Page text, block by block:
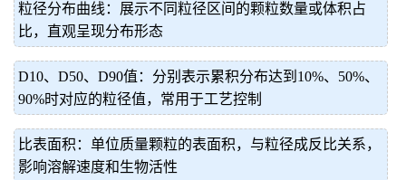
粒径分布曲线：展示不同粒径区间的颗粒数量或体积占
比，直观呈现分布形态
D10、D50、D90值：分别表示累积分布达到10%、50%、
90%时对应的粒径值，常用于工艺控制
比表面积：单位质量颗粒的表面积，与粒径成反比关系，
影响溶解速度和生物活性